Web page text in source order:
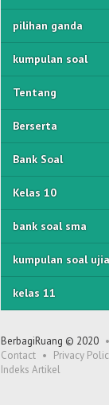
pilihan ganda
kumpulan soal
Tentang
Berserta
Bank Soal
Kelas 10
bank soal sma
kumpulan soal
kelas 11
BerbagiRuang © 2020
Contact
Privacy
Indeks Artikel